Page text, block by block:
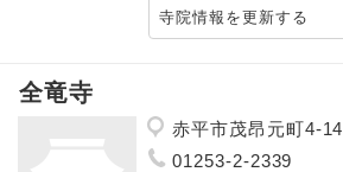
寺院情報を更新する
全竜寺
赤平市茂昂元町4-14
01253-2-2339